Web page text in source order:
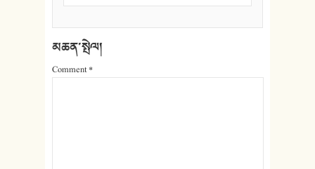
མཆན་སྤེལ།
Comment*